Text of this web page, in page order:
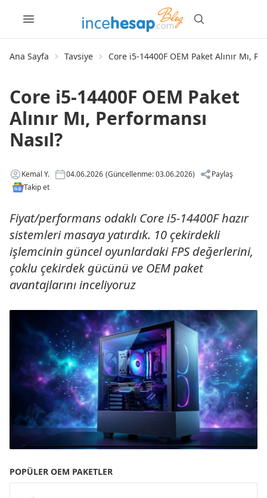
Ana Sayfa Tavsiye Core i5-14400F OEM Paket Alınır Mı,
Core i5-14400F OEM Paket
Alınır Mı, Performansı
Nasıl?
Kemal Y. 04.06.2026 (Güncellenme: 03.06.2026)
Paylaş
Takip et
Fiyat/performans odaklı Core i5-14400F hazır
sistemleri masaya yatırdık. 10 çekirdekli
işlemcinin güncel oyunlardaki FPS değerlerini,
çoklu çekirdek gücünü ve OEM paket
avantajlarını inceliyoruz
POPÜLER OEM PAKETLER